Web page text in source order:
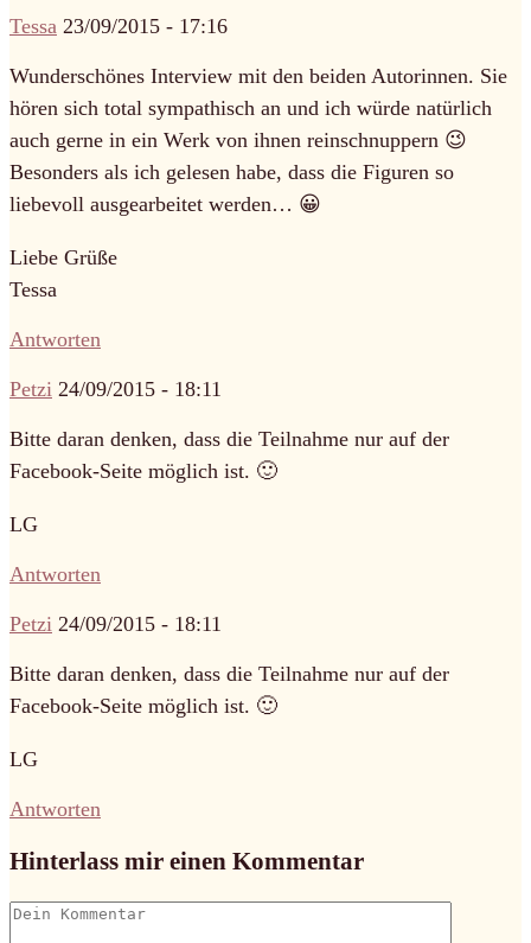
Tessa 23/09/2015 - 17:16
Wunderschönes Interview mit den beiden Autorinnen. Sie
hören sich total sympathisch an und ich würde natürlich
auch gerne in ein Werk von ihnen reinschnuppern 😉
Besonders als ich gelesen habe, dass die Figuren so
liebevoll ausgearbeitet werden… 😀
Liebe Grüße
Tessa
Antworten
Petzi 24/09/2015 - 18:11
Bitte daran denken, dass die Teilnahme nur auf der
Facebook-Seite möglich ist. 🙂
LG
Antworten
Petzi 24/09/2015 - 18:11
Bitte daran denken, dass die Teilnahme nur auf der
Facebook-Seite möglich ist. 🙂
LG
Antworten
Hinterlass mir einen Kommentar